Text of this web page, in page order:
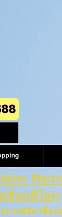
เชื่อมซีโอทู
ะเทศอิตาลีแต่